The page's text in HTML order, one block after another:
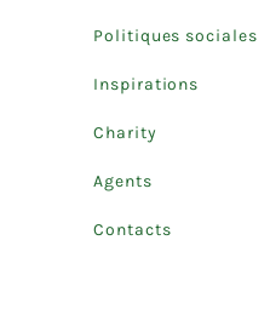
Politiques sociales
Inspirations
Charity
Agents
Contacts